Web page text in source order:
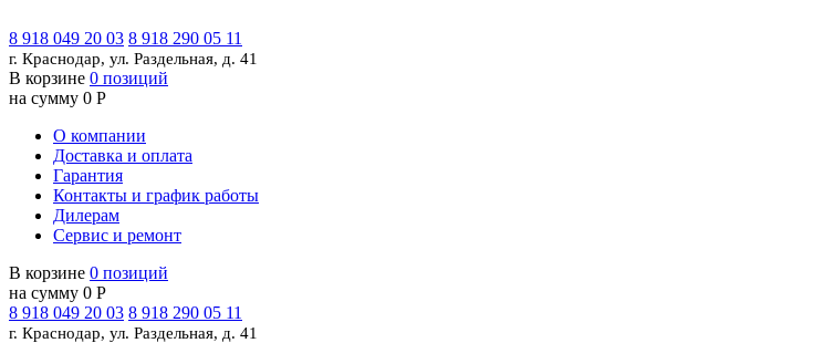
8 918 049 20 03 8 918 290 05 11
г. Краснодар, ул. Раздельная, д. 41
В корзине 0 позиций
на сумму 0 Р
О компании
Доставка и оплата
Гарантия
Контакты и график работы
Дилерам
Сервис и ремонт
В корзине 0 позиций
на сумму 0 Р
8 918 049 20 03 8 918 290 05 11
г. Краснодар, ул. Раздельная, д. 41